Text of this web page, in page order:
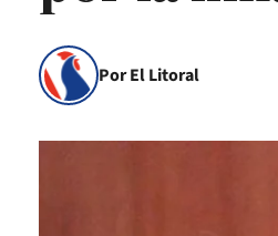
Por El Litoral